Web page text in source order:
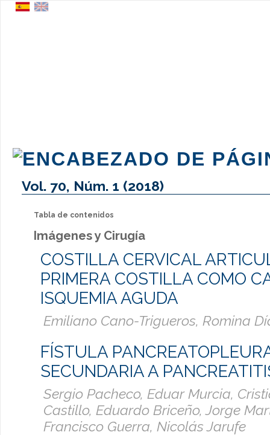
Vol. 70, Núm. 1 (2018)
Tabla de contenidos
Imágenes y Cirugía
COSTILLA CERVICAL
PRIMERA COSTILLA COMO
ISQUEMIA AGUDA
Emiliano Cano-Trigueros, Romina
FÍSTULA
SECUNDARIA A
Sergio Pacheco, Eduar Murcia,
Castillo, Eduardo Briceño, Jorge
Francisco Guerra, Nicolás Jarufe